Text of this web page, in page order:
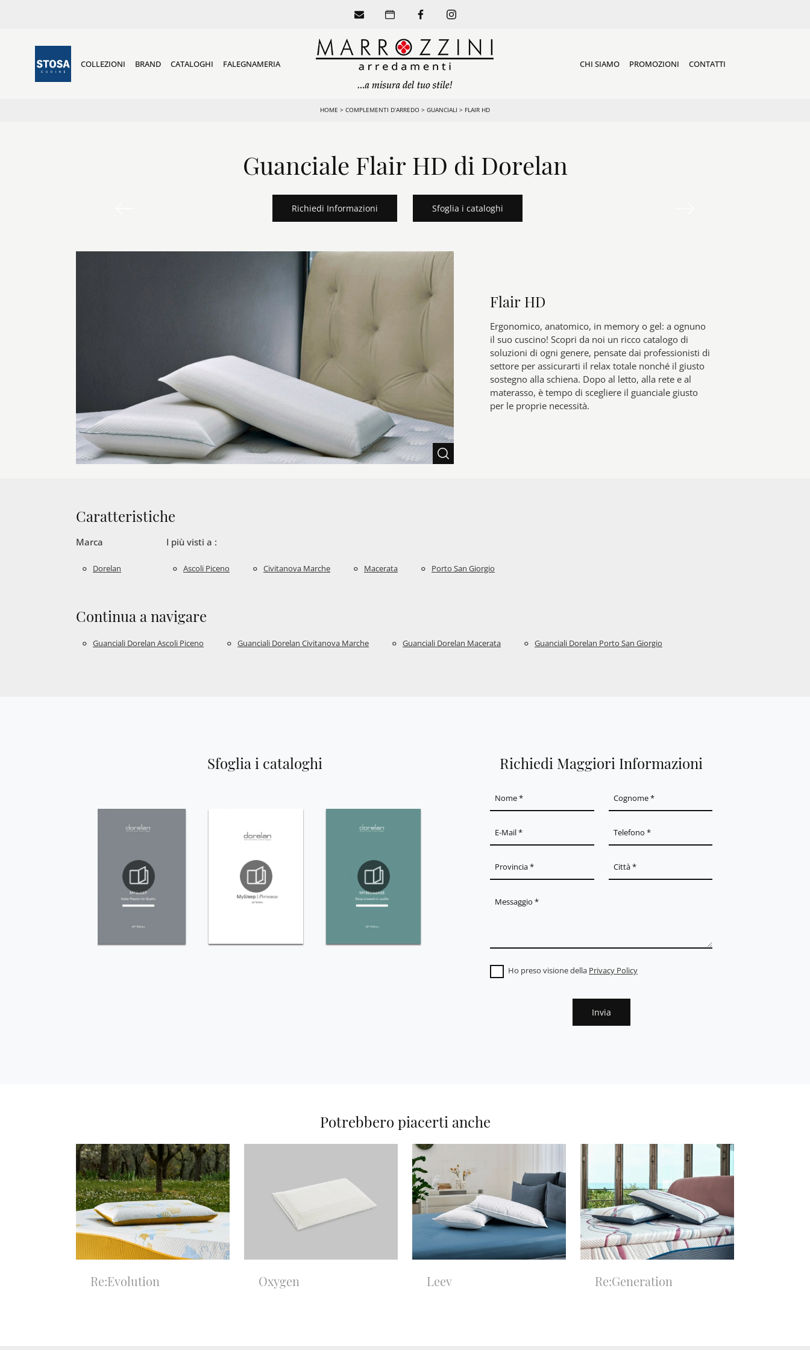
COLLEZIONI BRAND CATALOGHI FALEGNAMERIA CHI SIAMO PROMOZIONI CONTATTI
HOME > COMPLEMENTI D’ARREDO > GUANCIALI > FLAIR HD
Guanciale Flair HD di Dorelan
Richiedi Informazioni Sfoglia i cataloghi
Flair HD
Ergonomico, anatomico, in memory o gel: a ognuno
il suo cuscino! Scopri da noi un ricco catalogo di
soluzioni di ogni genere, pensate dai professionisti di
settore per assicurarti il relax totale nonché il giusto
sostegno alla schiena. Dopo al letto, alla rete e al
materasso, è tempo di scegliere il guanciale giusto
per le proprie necessità.
Caratteristiche
Marca
Dorelan
I più visti a :
Ascoli Piceno Civitanova Marche Macerata Porto San Giorgio
Continua a navigare
Guanciali Dorelan Ascoli Piceno Guanciali Dorelan Civitanova Marche Guanciali Dorelan Macerata Guanciali Dorelan Porto San Giorgio
Sfoglia i cataloghi Richiedi Maggiori Informazioni
Ho preso visione della Privacy Policy
Invia
Potrebbero piacerti anche
Re:Evolution Oxygen Leev Re:Generation